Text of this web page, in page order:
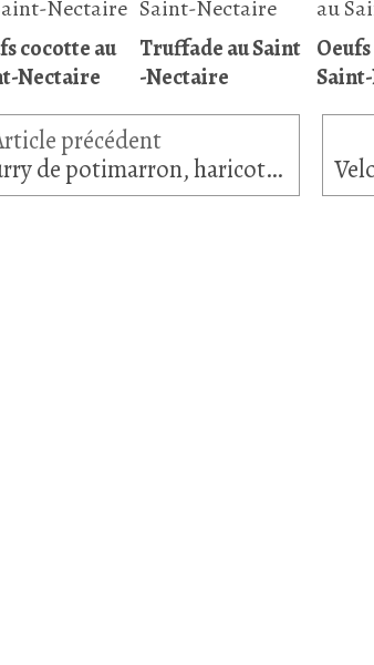
cocotte au
Nectaire
Truffade au Saint
-Nectaire
Curry de potimarron, haricots blancs, lait de coco & épices